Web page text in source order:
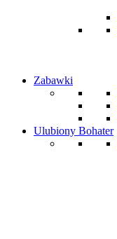
Zabawki
Ulubiony Bohater